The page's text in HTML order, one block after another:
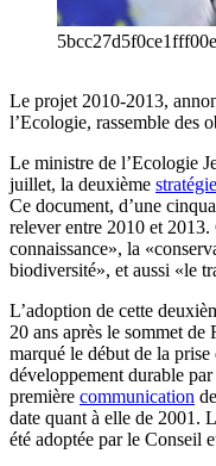
Le projet 2010-2013,
l’Ecologie, rassemble des
Le ministre de l’Ecologie
juillet, la deuxième stratégie
Ce document, d’une
relever entre 2010 et
connaissance», la
biodiversité», et aussi «le
L’adoption de cette
20 ans après le sommet
marqué le début de la
développement durable
première communication
date quant à elle de 2001.
été adoptée par le Conseil